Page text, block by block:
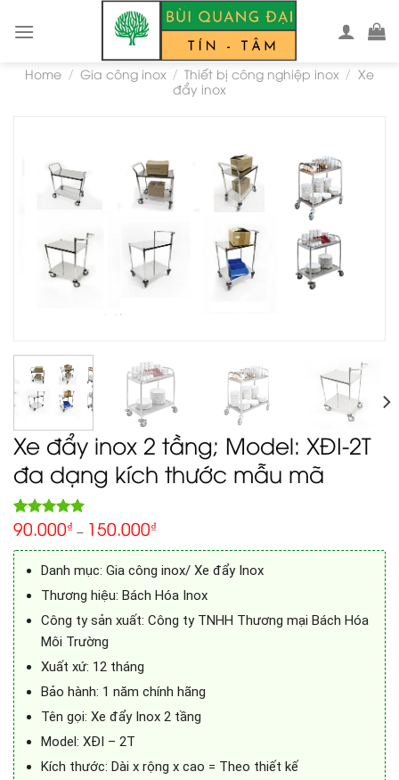
Home / Gia công inox / Thiết bị công nghiệp inox / Xe
đẩy inox
Xe đẩy inox 2 tầng; Model: XĐI-2T
đa dạng kích thước mẫu mã
Rated5.00
out of 5
based on
1
customer
rating
90.000₫ – 150.000₫
Danh mục: Gia công inox/ Xe đẩy Inox
Thương hiệu: Bách Hóa Inox
Công ty sản xuất: Công ty TNHH Thương mại Bách Hóa
Môi Trường
Xuất xứ: 12 tháng
Bảo hành: 1 năm chính hãng
Tên gọi: Xe đẩy Inox 2 tầng
Model: XĐI – 2T
Kích thước: Dài x rộng x cao = Theo thiết kế